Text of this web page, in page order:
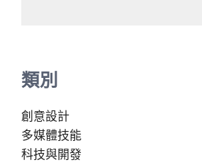
類別
創意設計
多媒體技能
科技與開發